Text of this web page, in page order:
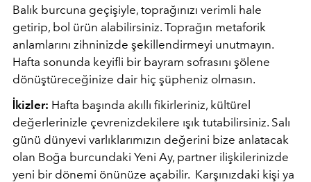
Balık burcuna geçişiyle, toprağınızı verimli hale
getirip, bol ürün alabilirsiniz. Toprağın metaforik
anlamlarını zihninizde şekillendirmeyi unutmayın.
Hafta sonunda keyifli bir bayram sofrasını şölene
dönüştüreceğinize dair hiç şüpheniz olmasın.
İkizler: Hafta başında akıllı fikirleriniz, kültürel
değerlerinizle çevrenizdekilere ışık tutabilirsiniz. Salı
günü dünyevi varlıklarımızın değerini bize anlatacak
olan Boğa burcundaki Yeni Ay, partner ilişkilerinizde
yeni bir dönemi önünüze açabilir. Karşınızdaki kişi ya